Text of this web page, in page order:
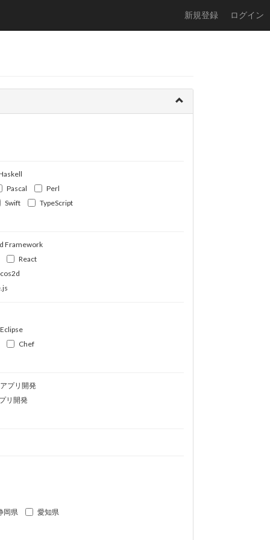
新規登録 ログイン
Pascal
Perl
Swift
TypeScript
Framework
React
Eclipse
Chef
プリ開発
リ開発
岡県
愛知県